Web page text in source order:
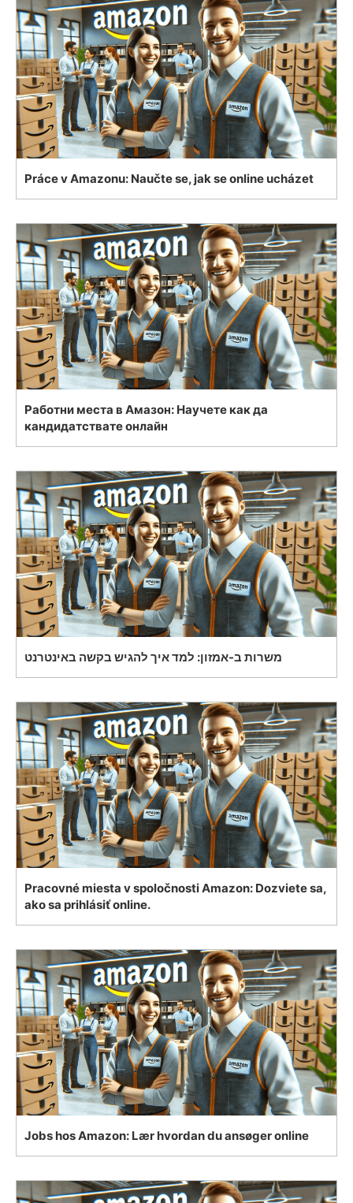
Práce v Amazonu: Naučte se, jak se online ucházet
Работни места в Амазон: Научете как да
кандидатствате онлайн
משרות ב-אמזון: למד איך להגיש בקשה באינטרנט
Pracovné miesta v spoločnosti Amazon: Dozviete sa,
ako sa prihlásiť online.
Jobs hos Amazon: Lær hvordan du ansøger online